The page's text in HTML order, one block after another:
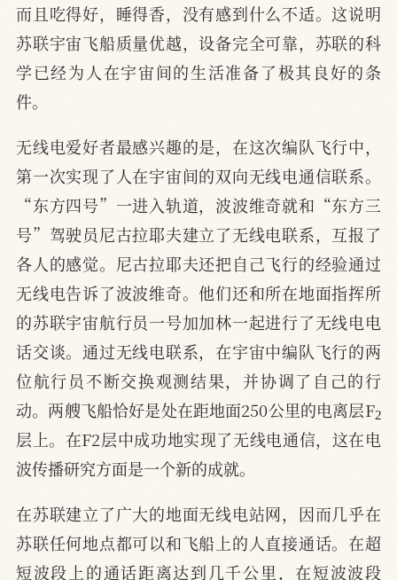
而且吃得好，睡得香，没有感到什么不适。这说明
苏联宇宙飞船质量优越，设备完全可靠，苏联的科
学已经为人在宇宙间的生活准备了极其良好的条
件。
无线电爱好者最感兴趣的是，在这次编队飞行中，
第一次实现了人在宇宙间的双向无线电通信联系。
“东方四号”一进入轨道，波波维奇就和“东方三
号”驾驶员尼古拉耶夫建立了无线电联系，互报了
各人的感觉。尼古拉耶夫还把自己飞行的经验通过
无线电告诉了波波维奇。他们还和所在地面指挥所
的苏联宇宙航行员一号加加林一起进行了无线电电
话交谈。通过无线电联系，在宇宙中编队飞行的两
位航行员不断交换观测结果，并协调了自己的行
动。两艘飞船恰好是处在距地面250公里的电离层F2
层上。在F2层中成功地实现了无线电通信，这在电
波传播研究方面是一个新的成就。
在苏联建立了广大的地面无线电站网，因而几乎在
苏联任何地点都可以和飞船上的人直接通话。在超
短波段上的通话距离达到几千公里，在短波波段